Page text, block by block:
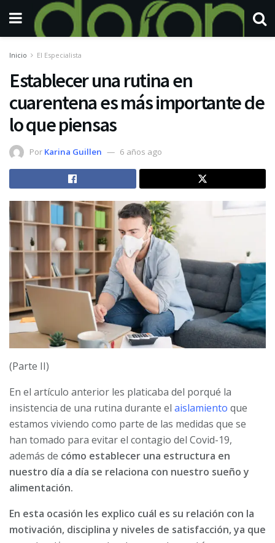
Inicio El Especialista
Establecer una rutina en
cuarentena es más importante de
lo que piensas
Por Karina Guillen 6 años ago
(Parte II)
En el artículo anterior les platicaba del porqué la
insistencia de una rutina durante el aislamiento que
estamos viviendo como parte de las medidas que se
han tomado para evitar el contagio del Covid-19,
además de cómo establecer una estructura en
nuestro día a día se relaciona con nuestro sueño y
alimentación.
En esta ocasión les explico cuál es su relación con la
motivación, disciplina y niveles de satisfacción, ya que